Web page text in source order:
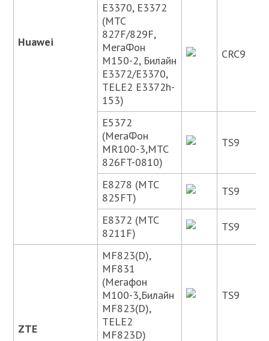
Huawei
E3370, E3372
(МТС
827F/829F,
МегаФон
M150-2, Билайн
E3372/E3370,
TELE2 E3372h-
153)
CRC9
E5372
(МегаФон
MR100-3,МТС
826FT-0810)
TS9
E8278 (МТС
825FT)
TS9
E8372 (МТС
8211F)
TS9
ZTE
MF823(D),
MF831
(Мегафон
М100-3,Билайн
MF823(D),
TELE2
MF823D)
TS9